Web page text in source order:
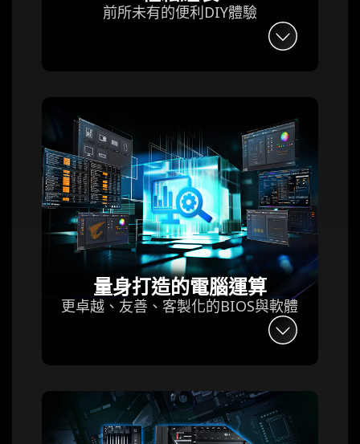
前所未有的便利DIY體驗
量身打造的電腦運算
更卓越、友善、客製化的BIOS與軟體